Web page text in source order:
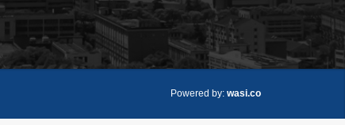
Powered by: wasi.co